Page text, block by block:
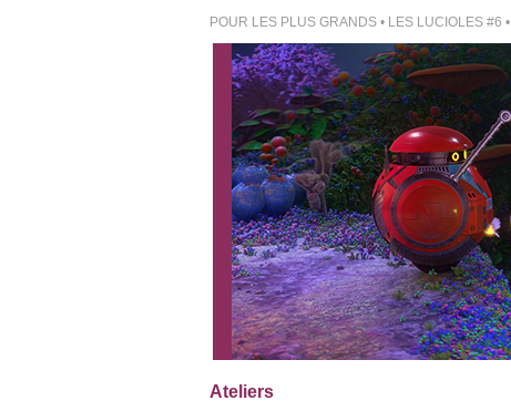
POUR LES PLUS GRANDS • LES LUCIOLES #6
Ateliers